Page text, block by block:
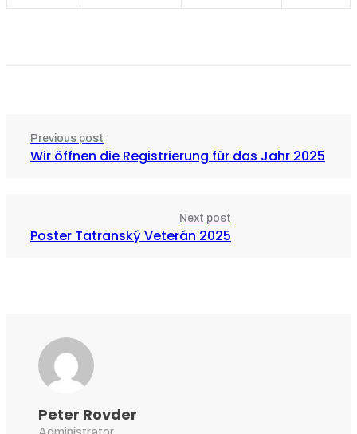
Previous post
Wir öffnen die Registrierung für das Jahr 2025
Next post
Poster Tatranský Veterán 2025
Peter Rovder